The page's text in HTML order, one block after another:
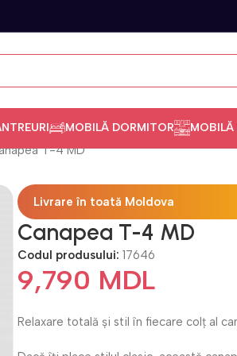
MOBILĂ DORMITOR MOBILĂ
T-4 MD
Livrare în toată Moldova
Canapea T-4 MD
Codul produsului:17646
9,790 MDL
Relaxare totală și stil în fiecare colț al